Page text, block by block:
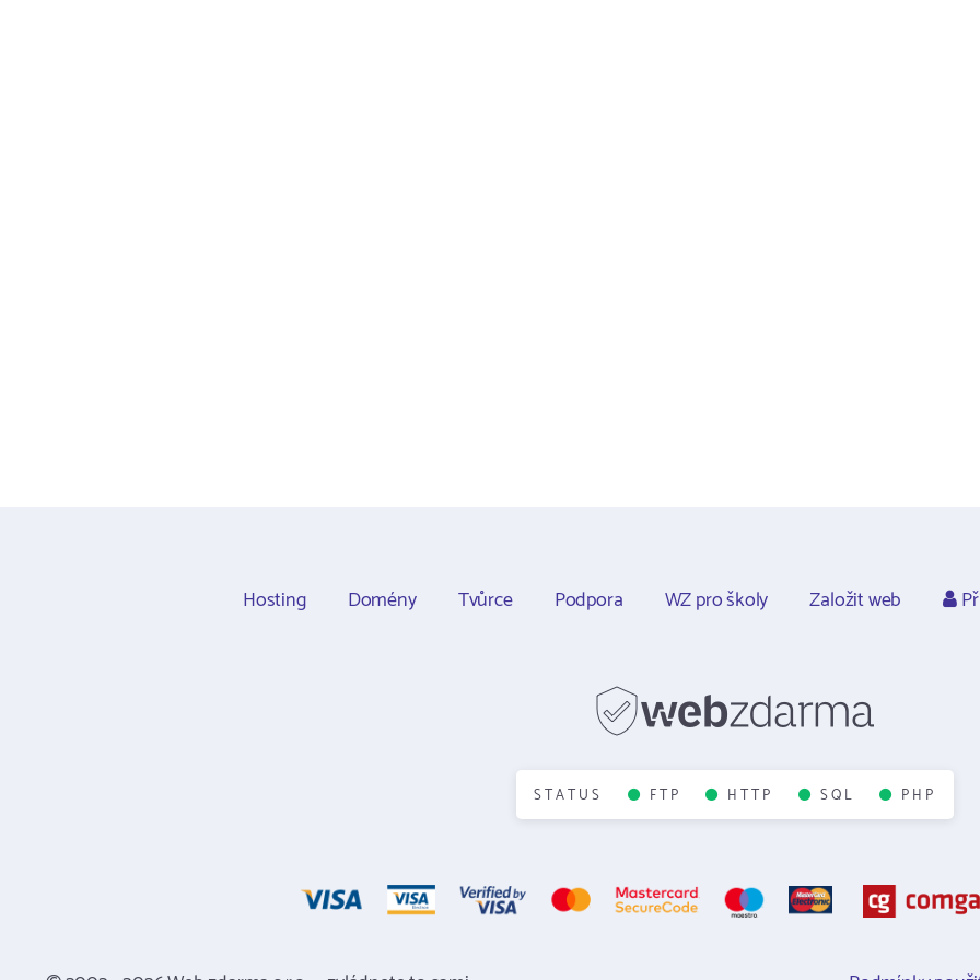
Hosting Domény Tvůrce Podpora WZ pro školy Založit web
STATUS FTP HTTP SQL PHP